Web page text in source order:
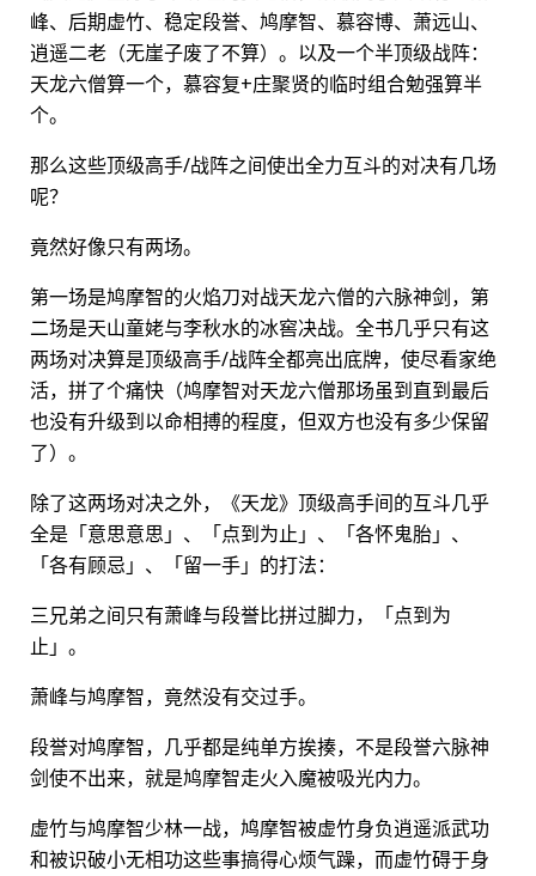
峰、后期虚竹、稳定段誉、鸠摩智、慕容博、萧远山、
逍遥二老（无崖子废了不算）。以及一个半顶级战阵：
天龙六僧算一个，慕容复+庄聚贤的临时组合勉强算半
个。
那么这些顶级高手/战阵之间使出全力互斗的对决有几场
呢？
竟然好像只有两场。
第一场是鸠摩智的火焰刀对战天龙六僧的六脉神剑，第
二场是天山童姥与李秋水的冰窖决战。全书几乎只有这
两场对决算是顶级高手/战阵全都亮出底牌，使尽看家绝
活，拼了个痛快（鸠摩智对天龙六僧那场虽到直到最后
也没有升级到以命相搏的程度，但双方也没有多少保留
了）。
除了这两场对决之外，《天龙》顶级高手间的互斗几乎
全是「意思意思」、「点到为止」、「各怀鬼胎」、
「各有顾忌」、「留一手」的打法：
三兄弟之间只有萧峰与段誉比拼过脚力，「点到为
止」。
萧峰与鸠摩智，竟然没有交过手。
段誉对鸠摩智，几乎都是纯单方挨揍，不是段誉六脉神
剑使不出来，就是鸠摩智走火入魔被吸光内力。
虚竹与鸠摩智少林一战，鸠摩智被虚竹身负逍遥派武功
和被识破小无相功这些事搞得心烦气躁，而虚竹碍于身